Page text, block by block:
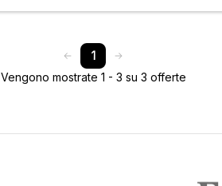
1
Vengono mostrate 1 - 3 su 3 offerte